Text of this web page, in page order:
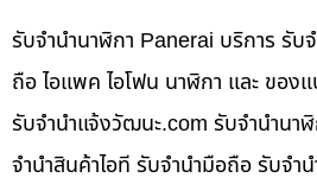
รับจำนำนาฬิกา Panerai บริการ รับ
ถือ ไอแพค ไอโฟน นาฬิกา และ ของ
รับจํานําแจ้งวัฒนะ.com รับจำนำนา
จำนำสินค้าไอที รับจำนำมือถือ รับจำ